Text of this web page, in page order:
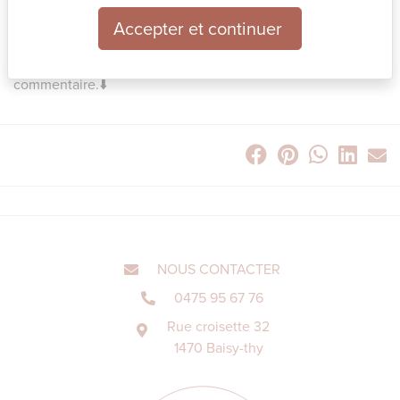
évènementiel, sublime, vos évènements avec une mise en
scène soigné et personnalisée. Et vous, quel est le plus bel
commentaire.⬇️
NOUS CONTACTER
0475 95 67 76
Rue croisette 32
1470 Baisy-thy
Accepter et continuer